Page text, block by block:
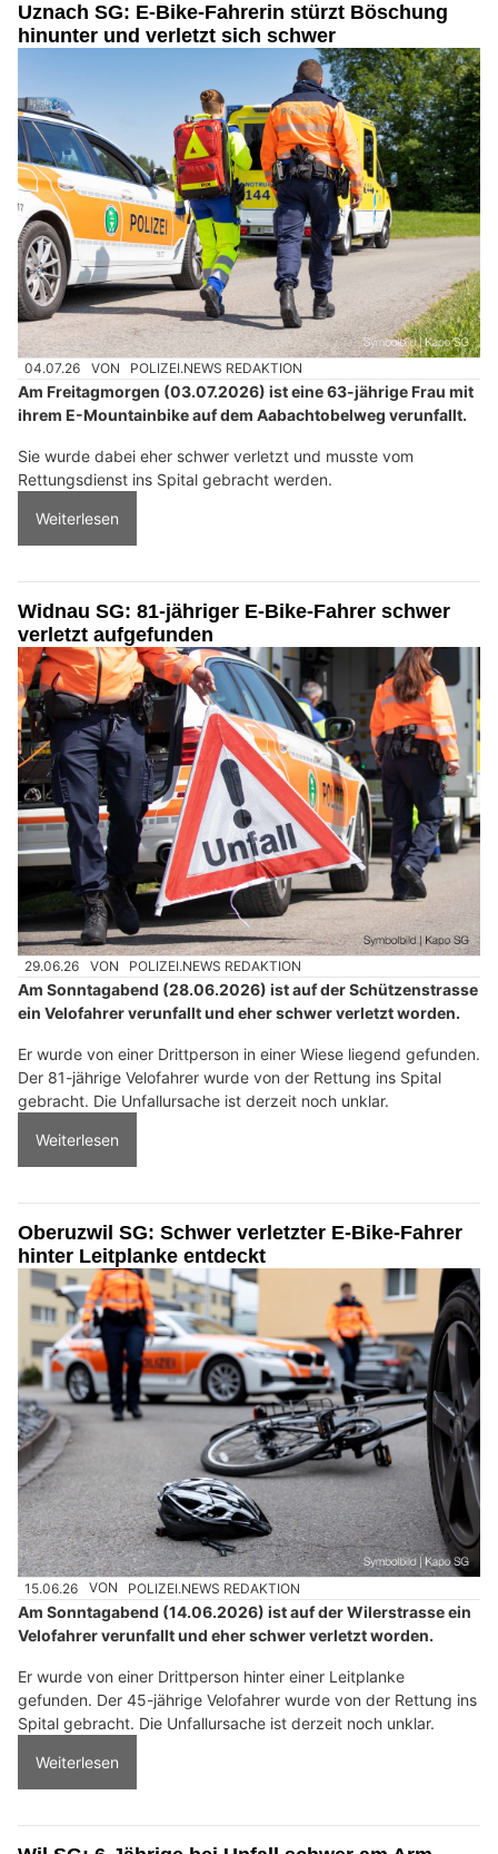
Uznach SG: E-Bike-Fahrerin stürzt Böschung
hinunter und verletzt sich schwer
04.07.26 VON POLIZEI.NEWS REDAKTION
Am Freitagmorgen (03.07.2026) ist eine 63-jährige Frau mit
ihrem E-Mountainbike auf dem Aabachtobelweg verunfallt.
Sie wurde dabei eher schwer verletzt und musste vom
Rettungsdienst ins Spital gebracht werden.
Weiterlesen
Widnau SG: 81-jähriger E-Bike-Fahrer schwer
verletzt aufgefunden
29.06.26 VON POLIZEI.NEWS REDAKTION
Am Sonntagabend (28.06.2026) ist auf der Schützenstrasse
ein Velofahrer verunfallt und eher schwer verletzt worden.
Er wurde von einer Drittperson in einer Wiese liegend gefunden.
Der 81-jährige Velofahrer wurde von der Rettung ins Spital
gebracht. Die Unfallursache ist derzeit noch unklar.
Weiterlesen
Oberuzwil SG: Schwer verletzter E-Bike-Fahrer
hinter Leitplanke entdeckt
15.06.26 VON POLIZEI.NEWS REDAKTION
Am Sonntagabend (14.06.2026) ist auf der Wilerstrasse ein
Velofahrer verunfallt und eher schwer verletzt worden.
Er wurde von einer Drittperson hinter einer Leitplanke
gefunden. Der 45-jährige Velofahrer wurde von der Rettung ins
Spital gebracht. Die Unfallursache ist derzeit noch unklar.
Weiterlesen